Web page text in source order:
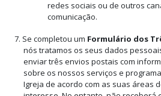
redes sociais ou de outros
comunicação.
7. Se completou um Formulário dos
nós tratamos os seus dados
enviar três envios postais com
sobre os nossos serviços e
Igreja de acordo com as suas áreas